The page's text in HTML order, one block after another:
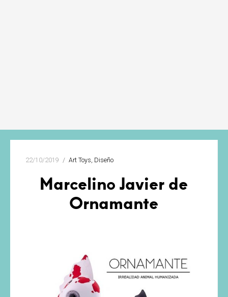
22/10/2019 Art Toys Diseño
Marcelino Javier de
Ornamante